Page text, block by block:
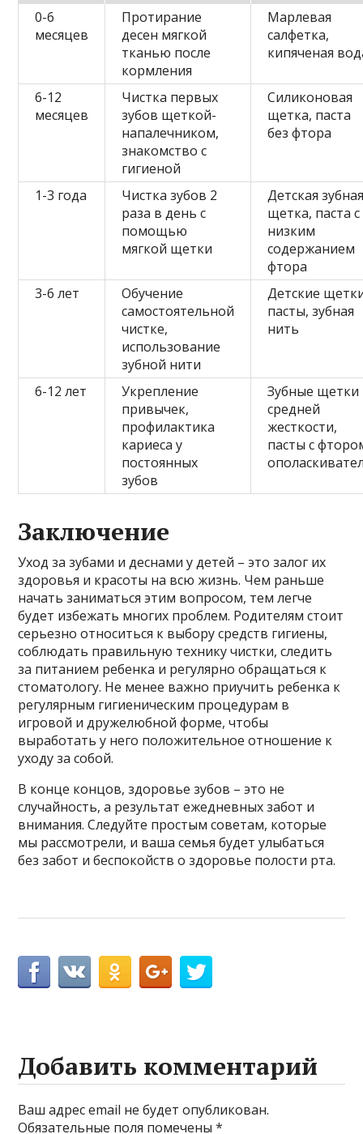
0-6
месяцев
Протирание
десен мягкой
тканью после
кормления
Марлевая
салфетка,
кипяченая
6-12
месяцев
Чистка первых
зубов щеткой-
напалечником,
знакомство с
гигиеной
Силиконовая
щетка, паста
без фтора
1-3 года
Чистка зубов 2
раза в день с
помощью
мягкой щетки
Детская
щетка, паста с
низким
содержанием
фтора
3-6 лет
Обучение
самостоятельной
чистке,
использование
зубной нити
Детские
пасты, зубная
нить
6-12 лет
Укрепление
привычек,
профилактика
кариеса у
постоянных
зубов
Зубные щетки
средней
жесткости,
пасты с
Заключение
Уход за зубами и деснами у детей – это залог их
здоровья и красоты на всю жизнь. Чем раньше
начать заниматься этим вопросом, тем легче
будет избежать многих проблем. Родителям стоит
серьезно относиться к выбору средств гигиены,
соблюдать правильную технику чистки, следить
за питанием ребенка и регулярно обращаться к
стоматологу. Не менее важно приучить ребенка к
регулярным гигиеническим процедурам в
игровой и дружелюбной форме, чтобы
выработать у него положительное отношение к
уходу за собой.
В конце концов, здоровье зубов – это не
случайность, а результат ежедневных забот и
внимания. Следуйте простым советам, которые
мы рассмотрели, и ваша семья будет улыбаться
без забот и беспокойств о здоровье полости рта.
Добавить комментарий
Ваш адрес email не будет опубликован.
Обязательные поля помечены*